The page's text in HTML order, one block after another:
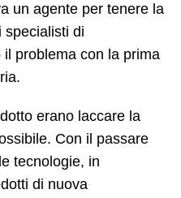
un agente per tenere la
specialisti di
problema con la prima
erano laccare la
Con il passare
tecnologie, in
di nuova